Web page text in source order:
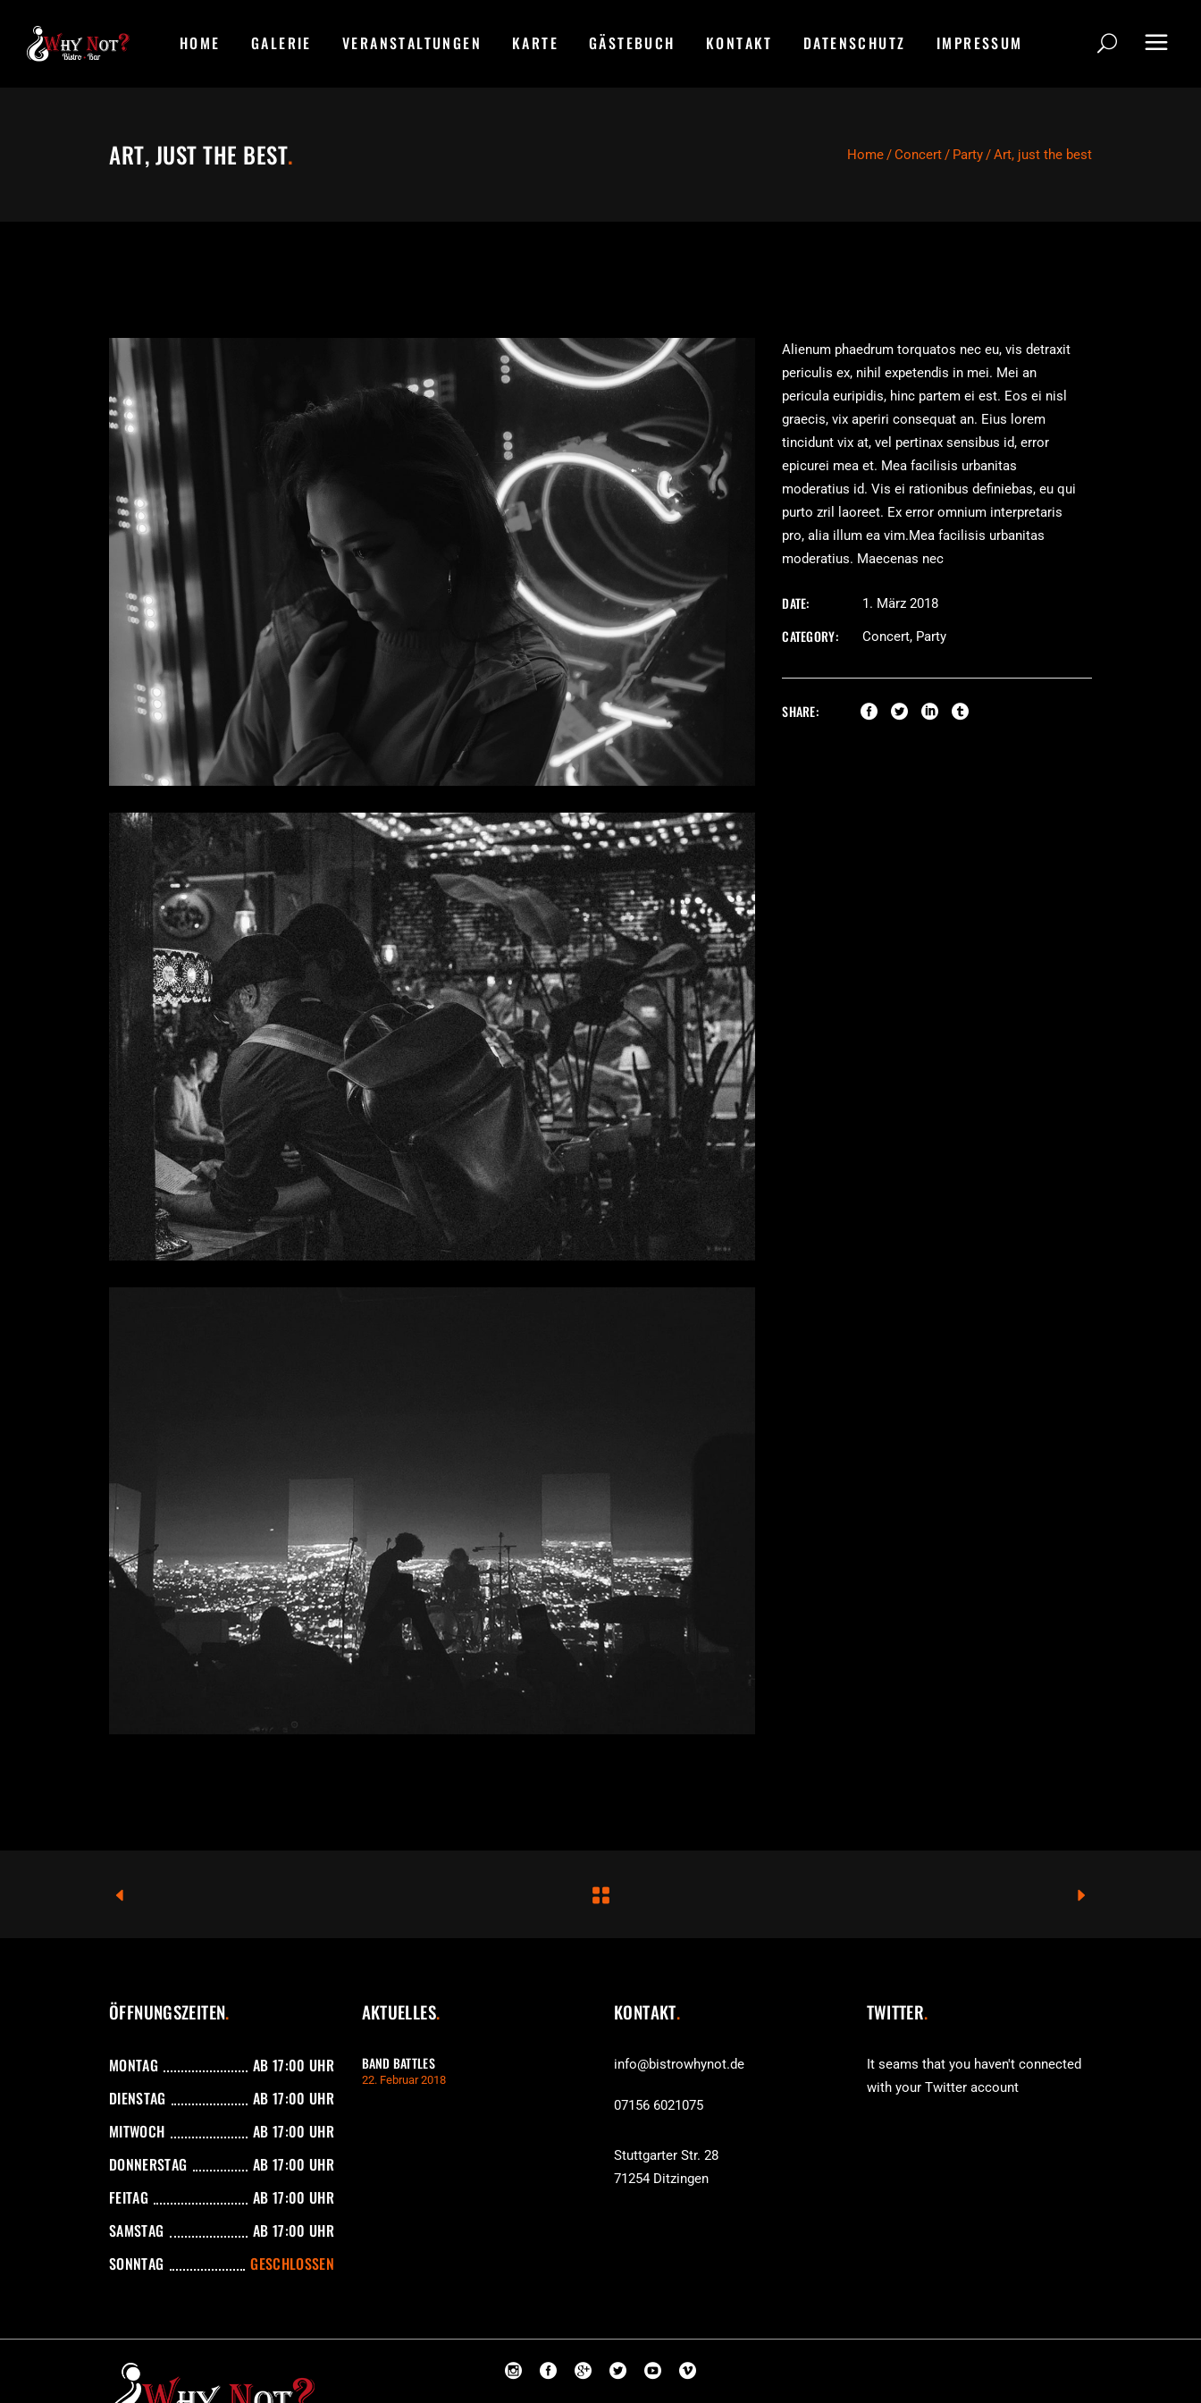
HOME GALERIE VERANSTALTUNGEN KARTE GÄSTEBUCH KONTAKT DATENSCHUTZ IMPRESSUM
ART, JUST THE BEST. Home/Concert/ Party/Art, just the best
Alienum phaedrum torquatos nec eu, vis detraxit
periculis ex, nihil expetendis in mei. Mei an
pericula euripidis, hinc partem ei est. Eos ei nisl
graecis, vix aperiri consequat an. Eius lorem
tincidunt vix at, vel pertinax sensibus id, error
epicurei mea et. Mea facilisis urbanitas
moderatius id. Vis ei rationibus definiebas, eu qui
purto zril laoreet. Ex error omnium interpretaris
pro, alia illum ea vim.Mea facilisis urbanitas
moderatius. Maecenas nec
DATE: 1. März 2018
CATEGORY: Concert Party
SHARE:
ÖFFNUNGSZEITEN
MONTAG
AB 17:00 UHR
DIENSTAG
AB 17:00 UHR
MITWOCH
AB 17:00 UHR
DONNERSTAG
AB 17:00 UHR
FEITAG
AB 17:00 UHR
SAMSTAG
AB 17:00 UHR
SONNTAG
GESCHLOSSEN
AKTUELLES
BAND BATTLES
22. Februar 2018
KONTAKT
info@bistrowhynot.de
07156 6021075
Stuttgarter Str. 28
71254 Ditzingen
TWITTER
It seams that you haven't connected
with your Twitter account